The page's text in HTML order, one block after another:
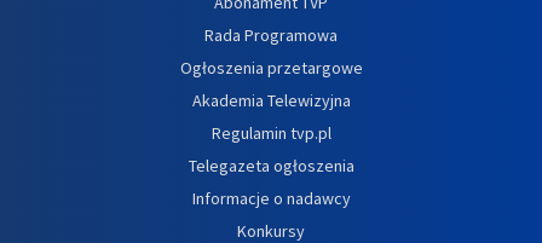
Rada Programowa
Ogłoszenia przetargowe
Akademia Telewizyjna
Regulamin tvp.pl
Telegazeta ogłoszenia
Informacje o nadawcy
Konkursy